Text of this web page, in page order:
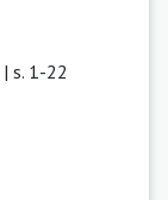
| s. 1-22